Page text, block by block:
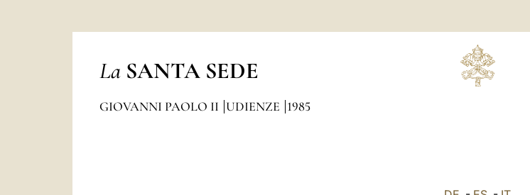
La SANTA SEDE
GIOVANNI PAOLO II UDIENZE 1985